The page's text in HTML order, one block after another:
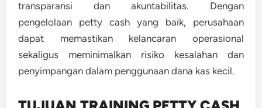
transparansi dan akuntabilitas. Dengan
pengelolaan petty cash yang baik, perusahaan
dapat memastikan kelancaran operasional
sekaligus meminimalkan risiko kesalahan dan
penyimpangan dalam penggunaan dana kas kecil.